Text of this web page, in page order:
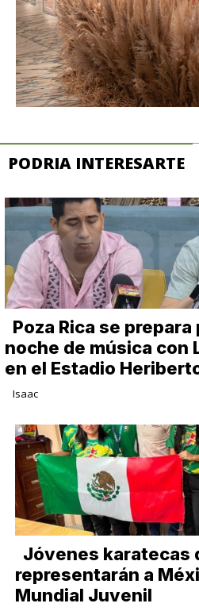
PODRIA INTERESARTE
Poza Rica se prepara
noche de música con
en el Estadio
Isaac
Jóvenes karatecas
representarán a
Mundial Juvenil